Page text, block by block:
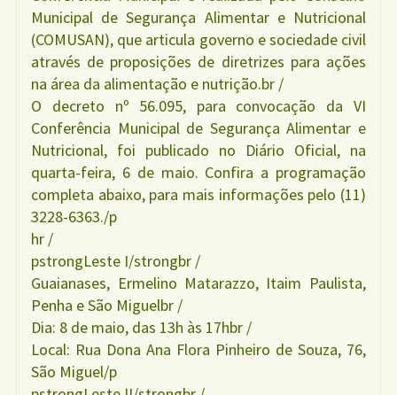
Municipal de Segurança Alimentar e Nutricional
(COMUSAN), que articula governo e sociedade civil
através de proposições de diretrizes para ações
na área da alimentação e nutrição.br /
O decreto nº 56.095, para convocação da VI
Conferência Municipal de Segurança Alimentar e
Nutricional, foi publicado no Diário Oficial, na
quarta-feira, 6 de maio. Confira a programação
completa abaixo, para mais informações pelo (11)
3228-6363./p
hr /
pstrongLeste I/strongbr /
Guaianases, Ermelino Matarazzo, Itaim Paulista,
Penha e São Miguelbr /
Dia: 8 de maio, das 13h às 17hbr /
Local: Rua Dona Ana Flora Pinheiro de Souza, 76,
São Miguel/p